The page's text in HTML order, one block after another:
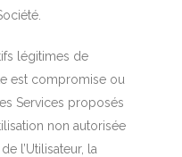
légitimes de
est compromise ou
Services proposés
non autorisée
l’Utilisateur, la